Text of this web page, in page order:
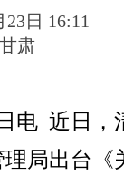
23日 16:11
肃
近日，
局出台《